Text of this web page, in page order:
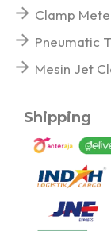
Clamp
Pneumatic
Mesin Jet
Shipping